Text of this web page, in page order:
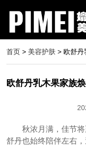
首页 > 美容护肤 > 欧舒丹
欧舒丹乳木果家族
秋浓月满，佳节将
舒丹也始终陪伴左右